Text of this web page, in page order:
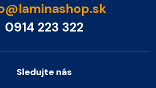
0914 223 322
Sledujte nás